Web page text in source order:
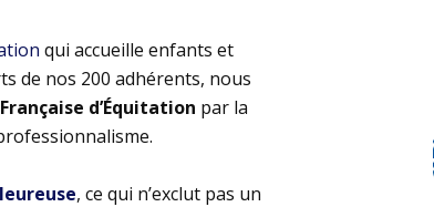
qui accueille enfants et
de nos 200 adhérents, nous
d’Équitation par la
, ce qui n’exclut pas un